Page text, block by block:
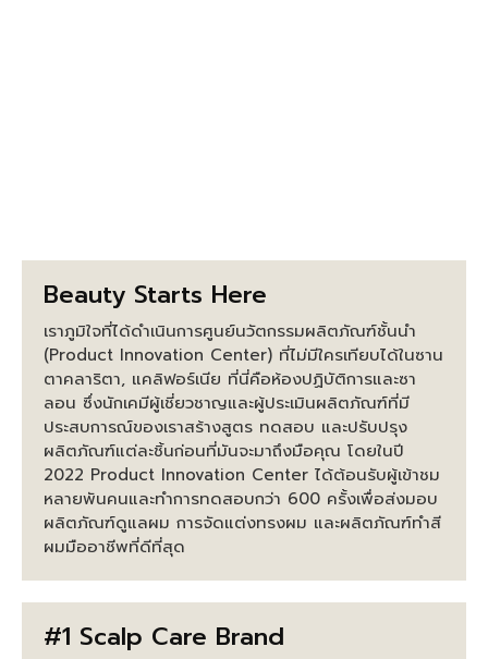
Beauty Starts Here
เราภูมิใจที่ได้ดำเนินการศูนย์นวัตกรรมผลิตภัณฑ์ชั้นนำ
(Product Innovation Center) ที่ไม่มีใครเทียบได้ในซาน
ตาคลาริตา, แคลิฟอร์เนีย ที่นี่คือห้องปฏิบัติการและซา
ลอน ซึ่งนักเคมีผู้เชี่ยวชาญและผู้ประเมินผลิตภัณฑ์ที่มี
ประสบการณ์ของเราสร้างสูตร ทดสอบ และปรับปรุง
ผลิตภัณฑ์แต่ละชิ้นก่อนที่มันจะมาถึงมือคุณ โดยในปี
2022 Product Innovation Center ได้ต้อนรับผู้เข้าชม
หลายพันคนและทำการทดสอบกว่า 600 ครั้งเพื่อส่งมอบ
ผลิตภัณฑ์ดูแลผม การจัดแต่งทรงผม และผลิตภัณฑ์ทำสี
ผมมืออาชีพที่ดีที่สุด
#1 Scalp Care Brand